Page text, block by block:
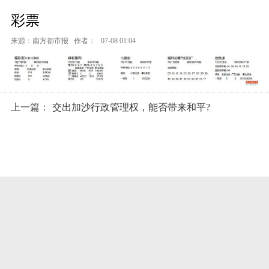
彩票
来源：南方都市报 作者： 07-08 01:04
上一篇： 交出加沙行政管理权，能否带来和平?